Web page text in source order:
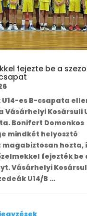
fejezte be a
U14-es B-csapata
Vásárhelyi Kosársuli
Bonifert Domonkos
mindkét helyosztó
magabiztosan hozta,
fejezték be
Vásárhelyi
U14/B ...